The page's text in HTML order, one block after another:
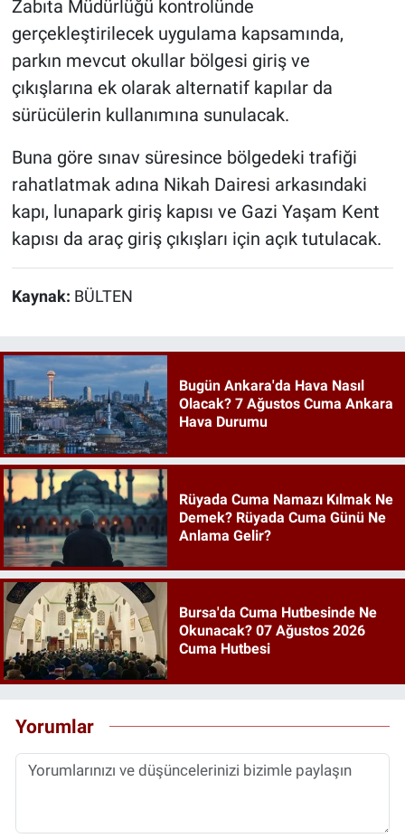
Zabıta Müdürlüğü kontrolünde
gerçekleştirilecek uygulama kapsamında,
parkın mevcut okullar bölgesi giriş ve
çıkışlarına ek olarak alternatif kapılar da
sürücülerin kullanımına sunulacak.
Buna göre sınav süresince bölgedeki trafiği
rahatlatmak adına Nikah Dairesi arkasındaki
kapı, lunapark giriş kapısı ve Gazi Yaşam Kent
kapısı da araç giriş çıkışları için açık tutulacak.
Kaynak: BÜLTEN
Bugün Ankara'da Hava Nasıl
Olacak? 7 Ağustos Cuma Ankara
Hava Durumu
Rüyada Cuma Namazı Kılmak Ne
Demek? Rüyada Cuma Günü Ne
Anlama Gelir?
Bursa'da Cuma Hutbesinde Ne
Okunacak? 07 Ağustos 2026
Cuma Hutbesi
Yorumlar